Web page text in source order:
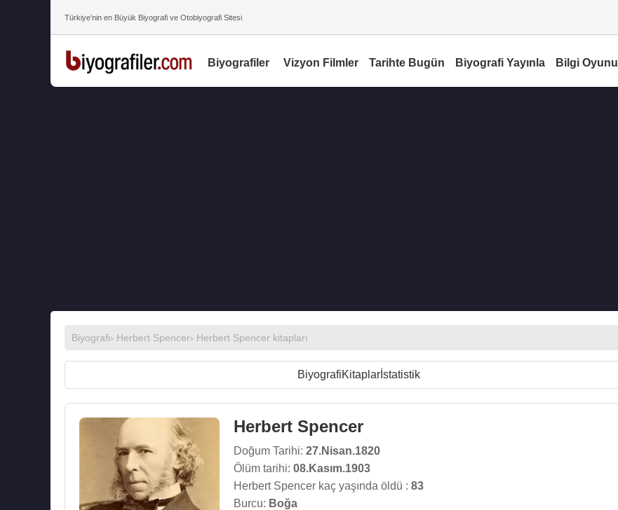
Türkiye’nin en Büyük Biyografi ve Otobiyografi Sitesi
Biyografiler Vizyon Filmler Tarihte Bugün Biyografi Yayınla Bilgi Oyunu
Biyografi› Herbert Spencer› Herbert Spencer kitapları
BiyografiKitaplarİstatistik
Herbert Spencer
Doğum Tarihi: 27.Nisan.1820
Ölüm tarihi: 08.Kasım.1903
Herbert Spencer kaç yaşında öldü : 83
Burcu: Boğa